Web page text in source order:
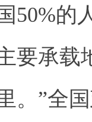
50%的
要承载
。”全